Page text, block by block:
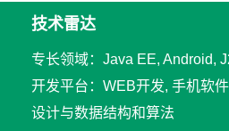
技术雷达
专长领域：Java EE, Android,
开发平台：WEB开发, 手机软
设计与数据结构和算法